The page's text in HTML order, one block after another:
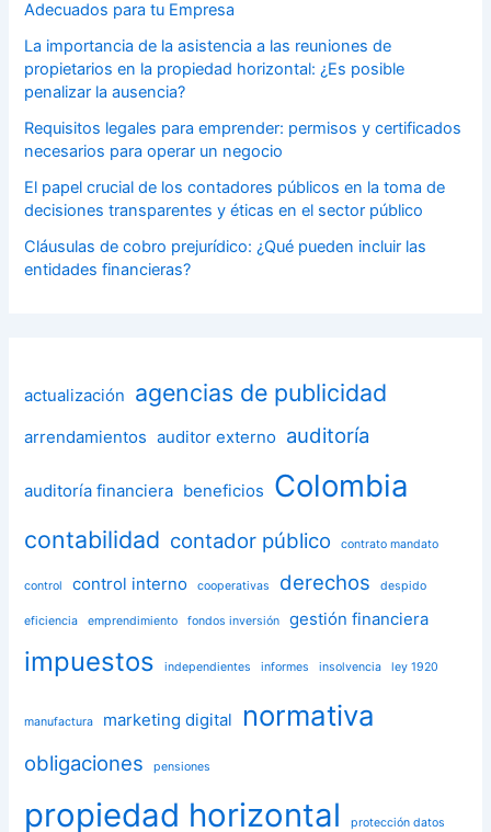
Adecuados para tu Empresa
La importancia de la asistencia a las reuniones de
propietarios en la propiedad horizontal: ¿Es posible
penalizar la ausencia?
Requisitos legales para emprender: permisos y certificados
necesarios para operar un negocio
El papel crucial de los contadores públicos en la toma de
decisiones transparentes y éticas en el sector público
Cláusulas de cobro prejurídico: ¿Qué pueden incluir las
entidades financieras?
actualización agencias de publicidad
arrendamientos auditor externo auditoría
auditoría financiera beneficios Colombia
contabilidad contador público contrato mandato
control control interno cooperativas derechos despido
eficiencia emprendimiento fondos inversión gestión financiera
impuestos independientes informes insolvencia ley 1920
manufactura marketing digital normativa
obligaciones pensiones
propiedad horizontal protección datos